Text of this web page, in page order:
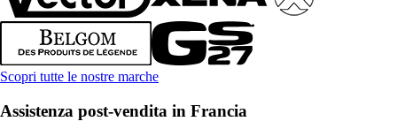
Scopri tutte le nostre marche
Assistenza post-vendita in Francia